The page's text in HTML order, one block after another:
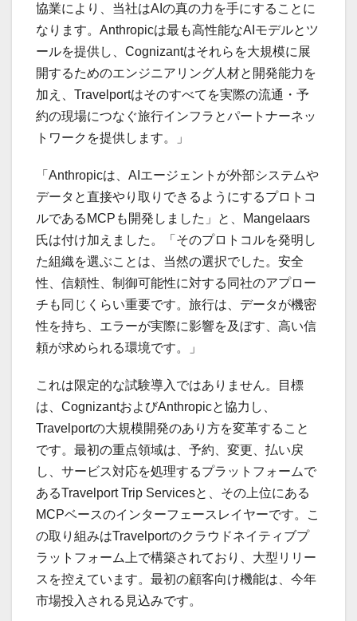
協業により、当社はAIの真の力を手にすることに
なります。Anthropicは最も高性能なAIモデルとツ
ールを提供し、Cognizantはそれらを大規模に展
開するためのエンジニアリング人材と開発能力を
加え、Travelportはそのすべてを実際の流通・予
約の現場につなぐ旅行インフラとパートナーネッ
トワークを提供します。」
「Anthropicは、AIエージェントが外部システムや
データと直接やり取りできるようにするプロトコ
ルであるMCPも開発しました」と、Mangelaars
氏は付け加えました。「そのプロトコルを発明し
た組織を選ぶことは、当然の選択でした。安全
性、信頼性、制御可能性に対する同社のアプロー
チも同じくらい重要です。旅行は、データが機密
性を持ち、エラーが実際に影響を及ぼす、高い信
頼が求められる環境です。」
これは限定的な試験導入ではありません。目標
は、CognizantおよびAnthropicと協力し、
Travelportの大規模開発のあり方を変革すること
です。最初の重点領域は、予約、変更、払い戻
し、サービス対応を処理するプラットフォームで
あるTravelport Trip Servicesと、その上位にある
MCPベースのインターフェースレイヤーです。こ
の取り組みはTravelportのクラウドネイティブプ
ラットフォーム上で構築されており、大型リリー
スを控えています。最初の顧客向け機能は、今年
市場投入される見込みです。